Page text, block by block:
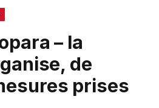
– la
de
prises